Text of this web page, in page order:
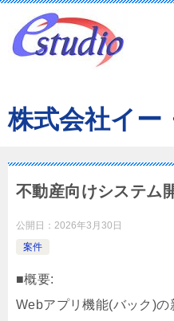
株式会社イー
不動産向けシステム
公開日： 2026年3月30日
案件
■概要:
Webアプリ機能(バック)